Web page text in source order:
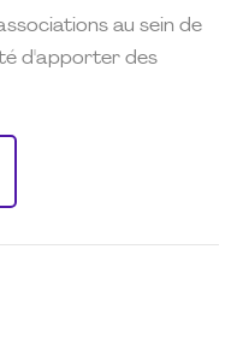
au sein de
d'apporter des